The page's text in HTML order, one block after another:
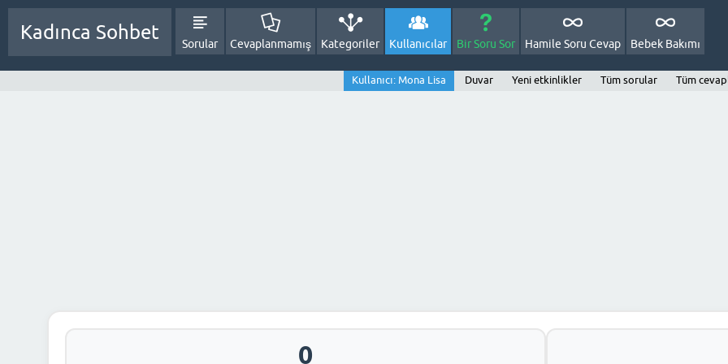
Kadınca Sohbet
Sorular Cevaplanmamış Kategoriler Kullanıcılar Bir Soru Sor Hamile Soru Cevap Bebek Bakımı
Kullanıcı: Mona Lisa Duvar Yeni etkinlikler Tüm sorular Tüm
0